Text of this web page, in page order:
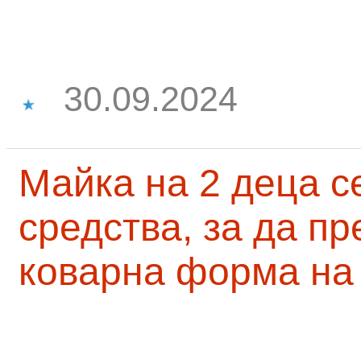
30.09.2024
Майка на 2 деца
средства, за да
коварна форма на